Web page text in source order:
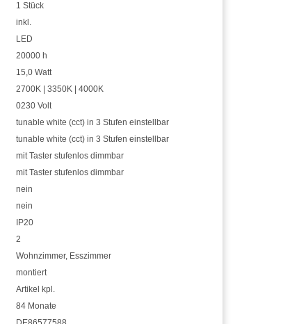
1 Stück
inkl.
LED
20000 h
15,0 Watt
2700K | 3350K | 4000K
0230 Volt
tunable white (cct) in 3 Stufen einstellbar
tunable white (cct) in 3 Stufen einstellbar
mit Taster stufenlos dimmbar
mit Taster stufenlos dimmbar
nein
nein
IP20
2
Wohnzimmer, Esszimmer
montiert
Artikel kpl.
84 Monate